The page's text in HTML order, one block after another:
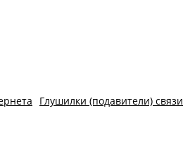
Глушилки (подавители) связи